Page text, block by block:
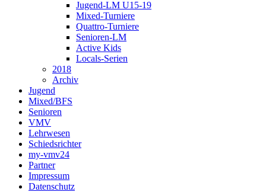
Jugend-LM U15-19
Mixed-Turniere
Quattro-Turniere
Senioren-LM
Active Kids
Locals-Serien
2018
Archiv
Jugend
Mixed/BFS
Senioren
VMV
Lehrwesen
Schiedsrichter
my-vmv24
Partner
Impressum
Datenschutz